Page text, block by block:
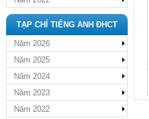
TẠP CHÍ TIẾNG ANH ĐHCT
Năm 2026
Năm 2025
Năm 2024
Năm 2023
Năm 2022